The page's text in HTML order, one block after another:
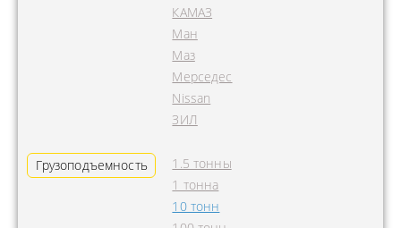
КАМАЗ
Ман
Маз
Мерседес
Nissan
ЗИЛ
Грузоподъемность
1.5 тонны
1 тонна
10 тонн